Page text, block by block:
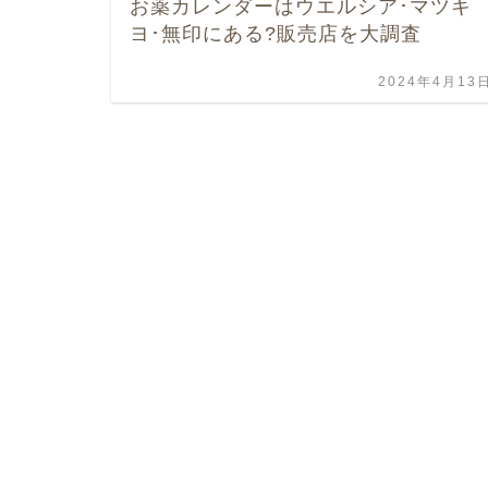
お薬カレンダーはウエルシア･マツキ
ヨ･無印にある?販売店を大調査
2024年4月13